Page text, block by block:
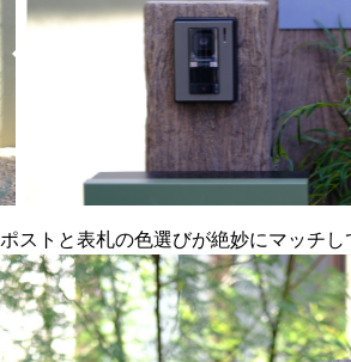
ポストと表札の色選びが絶妙にマッチし